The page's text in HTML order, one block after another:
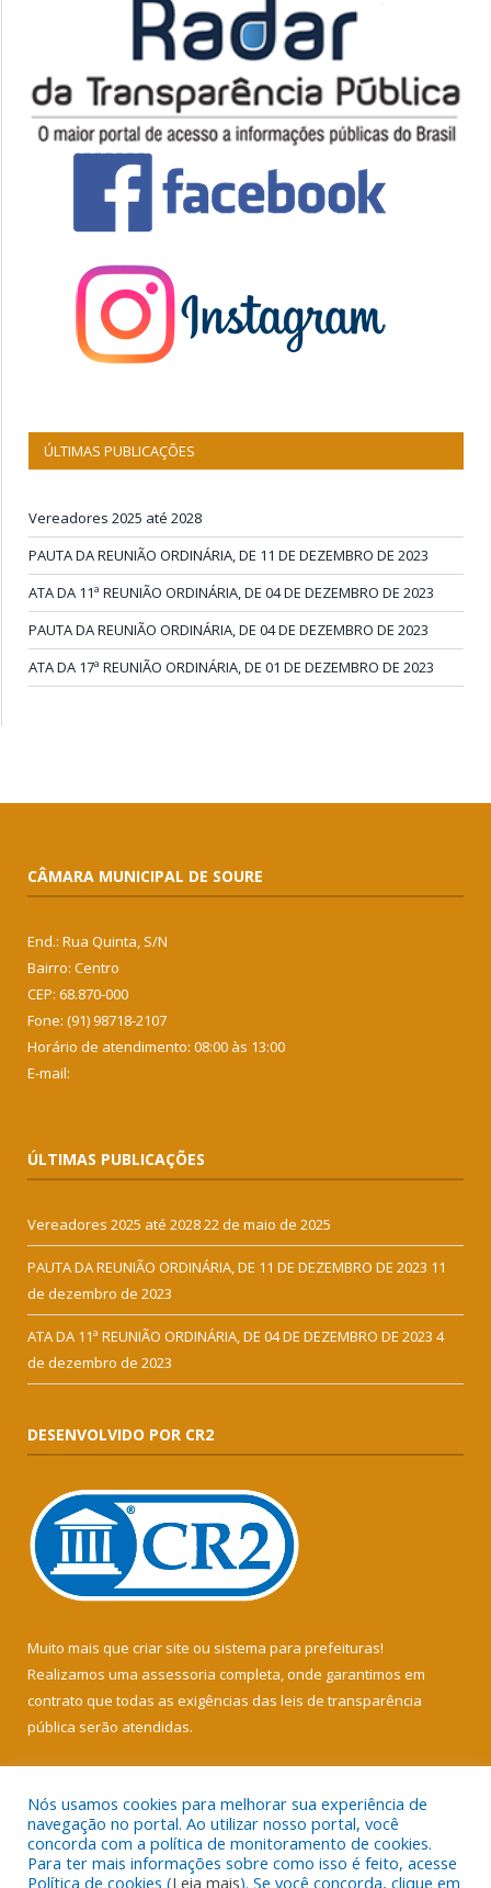
ÚLTIMAS PUBLICAÇÕES
Vereadores 2025 até 2028
PAUTA DA REUNIÃO ORDINÁRIA, DE 11 DE DEZEMBRO DE 2023
ATA DA 11ª REUNIÃO ORDINÁRIA, DE 04 DE DEZEMBRO DE 2023
PAUTA DA REUNIÃO ORDINÁRIA, DE 04 DE DEZEMBRO DE 2023
ATA DA 17ª REUNIÃO ORDINÁRIA, DE 01 DE DEZEMBRO DE 2023
CÂMARA MUNICIPAL DE SOURE
End.: Rua Quinta, S/N
Bairro: Centro
CEP: 68.870-000
Fone: (91) 98718-2107
Horário de atendimento: 08:00 às 13:00
E-mail:
ÚLTIMAS PUBLICAÇÕES
Vereadores 2025 até 202822 de maio de 2025
PAUTA DA REUNIÃO ORDINÁRIA, DE 11 DE DEZEMBRO DE 2023 11
de dezembro de 2023
ATA DA 11ª REUNIÃO ORDINÁRIA, DE 04 DE DEZEMBRO DE 2023 4
de dezembro de 2023
DESENVOLVIDO POR CR2
Muito mais que criar site ou sistema para prefeituras!
Realizamos uma assessoria completa, onde garantimos em
contrato que todas as exigências das leis de transparência
pública serão atendidas.
Nós usamos cookies para melhorar sua experiência de
navegação no portal. Ao utilizar nosso portal, você
concorda com a política de monitoramento de cookies.
Para ter mais informações sobre como isso é feito, acesse
Política de cookies (Leia mais). Se você concorda, clique em